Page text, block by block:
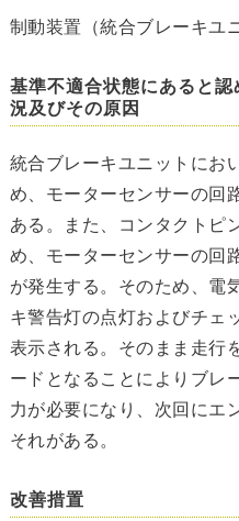
制動装置（統合ブレーキユ
基準不適合状態にあると
況及びその原因
統合ブレーキユニットにお
め、モーターセンサーの回
ある。また、コンタクトピ
め、モーターセンサーの回
が発生する。そのため、電
キ警告灯の点灯およびチェ
表示される。そのまま走行
ードとなることによりブレ
力が必要になり、次回にエ
それがある。
改善措置